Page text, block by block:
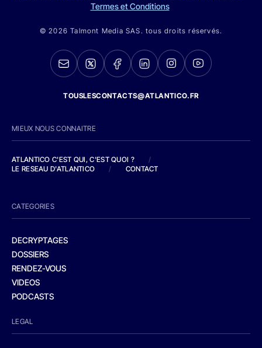
Termes et Conditions
© 2026 Talmont Media SAS. tous droits réservés.
TOUSLESCONTACTS@ATLANTICO.FR
MIEUX NOUS CONNAITRE
ATLANTICO C'EST QUI, C'EST QUOI ?
/
LE RESEAU D'ATLANTICO
/ CONTACT
CATEGORIES
DECRYPTAGES
DOSSIERS
RENDEZ-VOUS
VIDEOS
PODCASTS
LEGAL